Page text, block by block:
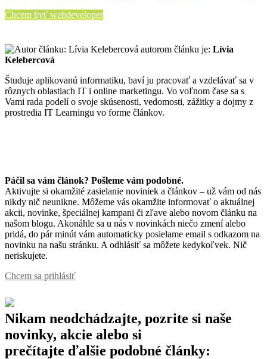
Chcem byť webdeveloper
autorom článku je: Lívia
Kelebercová
Študuje aplikovanú informatiku, baví ju pracovať a vzdelávať sa v
rôznych oblastiach IT i online marketingu. Vo voľnom čase sa s
Vami rada podelí o svoje skúsenosti, vedomosti, zážitky a dojmy z
prostredia IT Learningu vo forme článkov.
Páčil sa vám článok? Pošleme vám podobné.
Aktivujte si okamžité zasielanie noviniek a článkov – už vám od nás
nikdy nič neunikne. Môžeme vás okamžite informovať o aktuálnej
akcii, novinke, špeciálnej kampani či zľave alebo novom článku na
našom blogu. Akonáhle sa u nás v novinkách niečo zmení alebo
pridá, do pár minút vám automaticky posielame email s odkazom na
novinku na našu stránku. A odhlásiť sa môžete kedykoľvek. Nič
neriskujete.
Chcem sa prihlásiť
Nikam neodchádzajte, pozrite si naše
novinky, akcie alebo si
prečítajte ďalšie podobné články: